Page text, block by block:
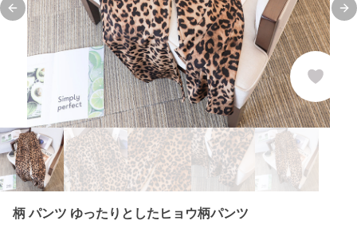
Previous slide
柄 パンツ ゆったりとしたヒョウ柄パンツ